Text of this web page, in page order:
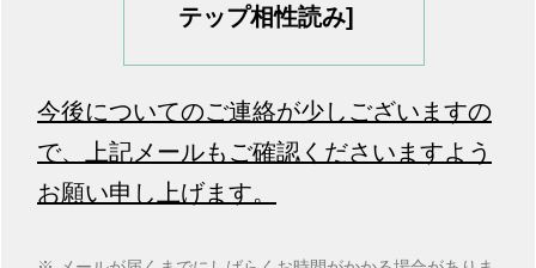
テップ相性読み]
今後についてのご連絡が少しございますの
で、上記メールもご確認くださいますよう
お願い申し上げます。